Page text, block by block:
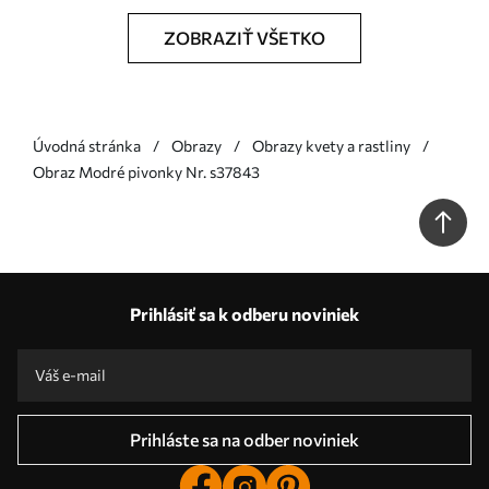
ZOBRAZIŤ VŠETKO
Úvodná stránka Obrazy
Obrazy kvety a rastliny
Obraz Modré pivonky Nr. s37843
Prihlásiť sa k odberu noviniek
Prihláste sa na odber noviniek